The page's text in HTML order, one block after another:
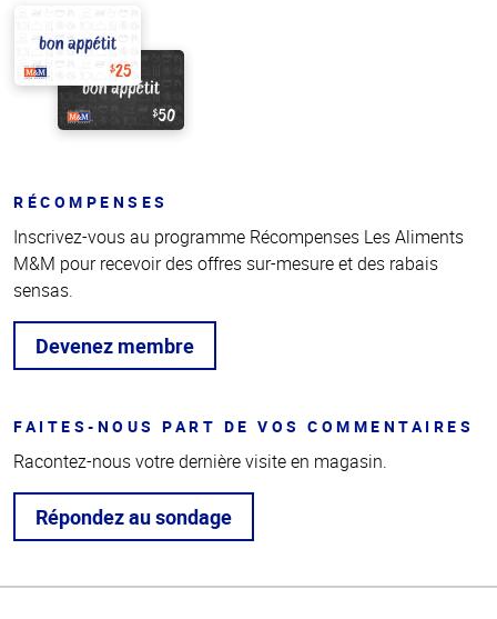
RÉCOMPENSES
Inscrivez-vous au programme Récompenses Les Aliments
M&M pour recevoir des offres sur-mesure et des rabais
sensas.
Devenez membre
FAITES-NOUS PART DE VOS COMMENTAIRES
Racontez-nous votre dernière visite en magasin.
Répondez au sondage